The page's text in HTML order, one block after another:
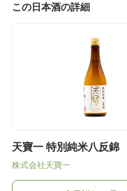
この日本酒の詳細
天寶一 特別純米八反錦
株式会社天寶一